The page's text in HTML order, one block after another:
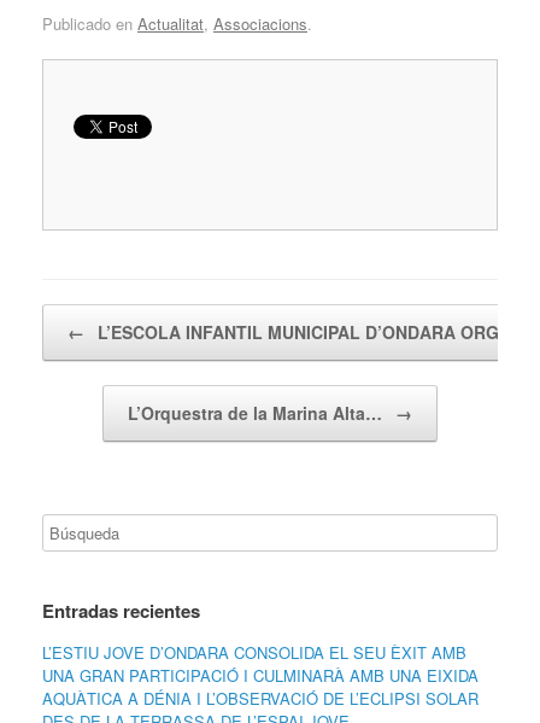
Publicado en Actualitat, Associacions.
← L’ESCOLA INFANTIL MUNICIPAL D’ONDARA
L’Orquestra de la Marina Alta… →
Entradas recientes
L’ESTIU JOVE D’ONDARA CONSOLIDA EL SEU ÈXIT AMB
UNA GRAN PARTICIPACIÓ I CULMINARÀ AMB UNA EIXIDA
AQUÀTICA A DÉNIA I L’OBSERVACIÓ DE L’ECLIPSI SOLAR